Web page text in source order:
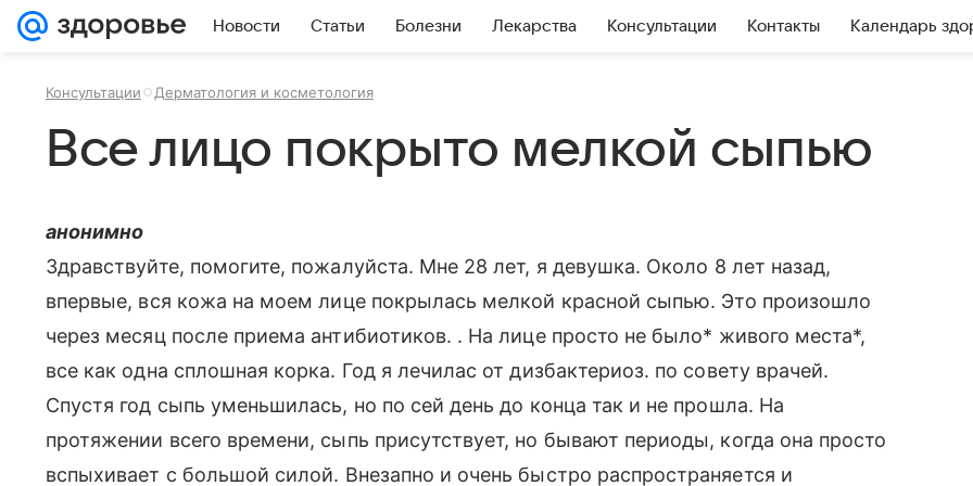
Новости Статьи Болезни Лекарства Консультации Контакты Календарь
Консультации Дерматология и косметология
Все лицо покрыто мелкой сыпью
анонимно
Здравствуйте, помогите, пожалуйста. Мне 28 лет, я девушка. Около 8 лет назад,
впервые, вся кожа на моем лице покрылась мелкой красной сыпью. Это произошло
через месяц после приема антибиотиков. . На лице просто не было* живого места*,
все как одна сплошная корка. Год я лечилас от дизбактериоз. по совету врачей.
Спустя год сыпь уменьшилась, но по сей день до конца так и не прошла. На
протяжении всего времени, сыпь присутствует, но бывают периоды, когда она просто
вспыхивает с большой силой. Внезапно и очень быстро распространяется и